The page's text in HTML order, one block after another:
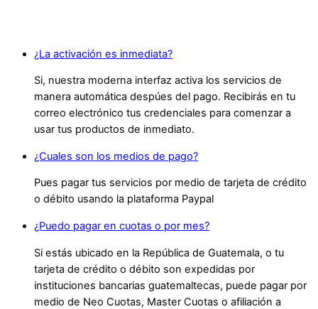
¿La activación es inmediata?
Si, nuestra moderna interfaz activa los servicios de
manera automática despúes del pago. Recibirás en tu
correo electrónico tus credenciales para comenzar a
usar tus productos de inmediato.
¿Cuales son los medios de pago?
Pues pagar tus servicios por medio de tarjeta de crédito
o débito usando la plataforma Paypal
¿Puedo pagar en cuotas o por mes?
Si estás ubicado en la República de Guatemala, o tu
tarjeta de crédito o débito son expedidas por
instituciones bancarias guatemaltecas, puede pagar por
medio de Neo Cuotas, Master Cuotas o afiliación a